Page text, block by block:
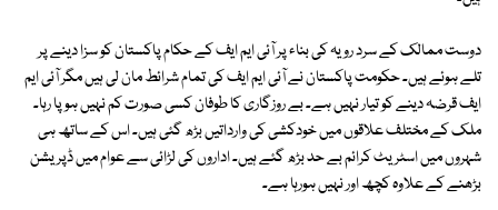
دوست ممالک کے سرد رویہ کی بناء پر آئی ایم ایف کے حکام پاکستان کو سزا دینے پر
تلے ہوئے ہیں۔ حکومت پاکستان نے آئی ایم ایف کی تمام شرائط مان لی ہیں مگر آئی ایم
ایف قرضہ دینے کو تیار نہیں ہے۔ بے روزگاری کا طوفان کسی صورت کم نہیں ہو پا رہا۔
ملک کے مختلف علاقوں میں خودکشی کی وارداتیں بڑھ گئی ہیں۔ اس کے ساتھ ہی
شہروں میں اسٹریٹ کرائم بے حد بڑھ گئے ہیں۔ اداروں کی لڑائی سے عوام میں ڈپریشن
بڑھنے کے علاوہ کچھ اور نہیں ہورہا ہے۔